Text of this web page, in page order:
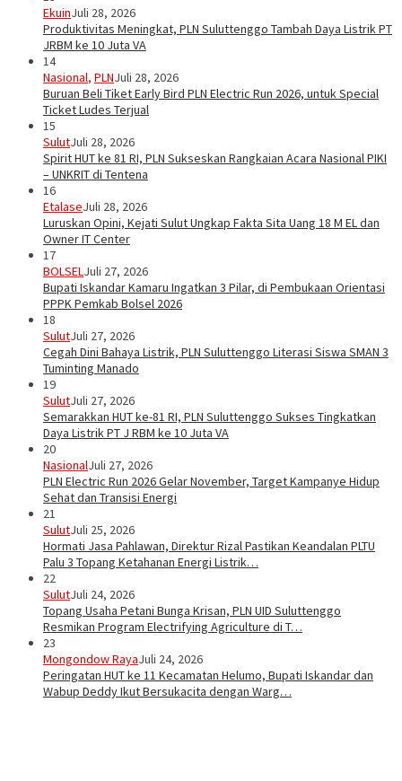
EkuinJuli 28, 2026
Produktivitas Meningkat, PLN Suluttenggo Tambah Daya Listrik PT
JRBM ke 10 Juta VA
14
Nasional, PLNJuli 28, 2026
Buruan Beli Tiket Early Bird PLN Electric Run 2026, untuk Special
Ticket Ludes Terjual
15
SulutJuli 28, 2026
Spirit HUT ke 81 RI, PLN Sukseskan Rangkaian Acara Nasional PIKI
– UNKRIT di Tentena
16
EtalaseJuli 28, 2026
Luruskan Opini, Kejati Sulut Ungkap Fakta Sita Uang 18 M EL dan
Owner IT Center
17
BOLSELJuli 27, 2026
Bupati Iskandar Kamaru Ingatkan 3 Pilar, di Pembukaan Orientasi
PPPK Pemkab Bolsel 2026
18
SulutJuli 27, 2026
Cegah Dini Bahaya Listrik, PLN Suluttenggo Literasi Siswa SMAN 3
Tuminting Manado
19
SulutJuli 27, 2026
Semarakkan HUT ke-81 RI, PLN Suluttenggo Sukses Tingkatkan
Daya Listrik PT J RBM ke 10 Juta VA
20
NasionalJuli 27, 2026
PLN Electric Run 2026 Gelar November, Target Kampanye Hidup
Sehat dan Transisi Energi
21
SulutJuli 25, 2026
Hormati Jasa Pahlawan, Direktur Rizal Pastikan Keandalan PLTU
Palu 3 Topang Ketahanan Energi Listrik…
22
SulutJuli 24, 2026
Topang Usaha Petani Bunga Krisan, PLN UID Suluttenggo
Resmikan Program Electrifying Agriculture di T…
23
Mongondow RayaJuli 24, 2026
Peringatan HUT ke 11 Kecamatan Helumo, Bupati Iskandar dan
Wabup Deddy Ikut Bersukacita dengan Warg…